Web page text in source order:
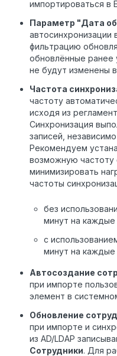
импортироваться в
Параметр "Дата
фильтрацию
обновлённые ранее
не будут изменены в
Частота
частоту
исходя из
Синхронизация
записей,
Рекомендуем
возможную частоту
минимизировать
частоты
без
минут на каждые
с
минут на каждые
Автосоздание
при импорте
элемент в
Обновление
при импорте и
из AD/LDAP
Сотрудники. Для